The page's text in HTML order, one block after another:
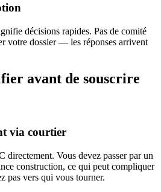
décisions rapides. Pas de comité
votre dossier — les réponses arrivent
avant de souscrire
via courtier
directement. Vous devez passer par un
construction, ce qui peut compliquer
pas vers qui vous tourner.